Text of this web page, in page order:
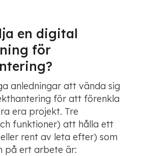
en digital
för
anledningar att vända sig
för att förenkla
era projekt. Tre
funktioner) att hålla ett
rent av leta efter) som
på ert arbete är: